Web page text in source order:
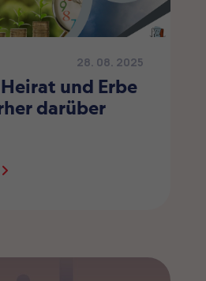
28. 08. 2025
und Erbe
darüber